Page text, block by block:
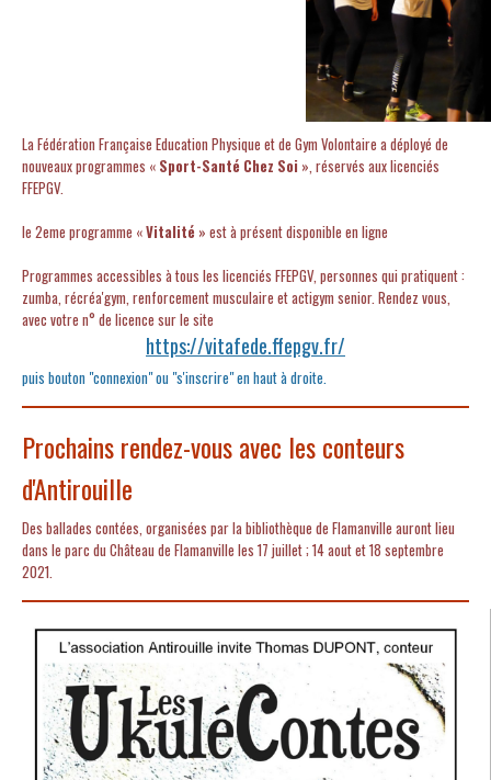
La Fédération Française Education Physique et de Gym Volontaire a déployé de
nouveaux programmes « Sport-Santé Chez Soi », réservés aux licenciés
FFEPGV.
le 2eme programme «Vitalité » est à présent disponible en ligne
Programmes accessibles à tous les licenciés FFEPGV, personnes qui pratiquent :
zumba, récréa'gym, renforcement musculaire et actigym senior. Rendez vous,
avec votre n° de licence sur le site
https://vitafede.ffepgv.fr/
puis bouton "connexion" ou "s'inscrire" en haut à droite.
Prochains rendez-vous avec les conteurs
d'Antirouille
Des ballades contées, organisées par la bibliothèque de Flamanville auront lieu
dans le parc du Château de Flamanville les 17 juillet ; 14 aout et 18 septembre
2021.